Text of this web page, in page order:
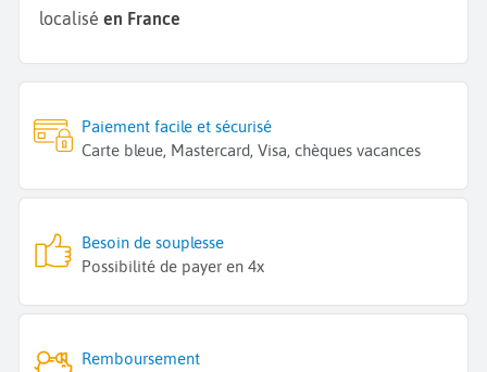
localisé en France
Paiement facile et sécurisé
Carte bleue, Mastercard, Visa, chèques vacances
Besoin de souplesse
Possibilité de payer en 4x
Remboursement